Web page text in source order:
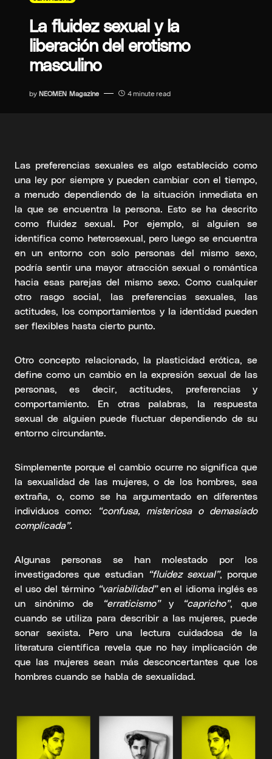
La fluidez sexual y la
liberación del erotismo
masculino
by NEOMEN Magazine 4 minute read
Las preferencias sexuales es algo establecido como
una ley por siempre y pueden cambiar con el tiempo,
a menudo dependiendo de la situación inmediata en
la que se encuentra la persona. Esto se ha descrito
como fluidez sexual. Por ejemplo, si alguien se
identifica como heterosexual, pero luego se encuentra
en un entorno con solo personas del mismo sexo,
podría sentir una mayor atracción sexual o romántica
hacia esas parejas del mismo sexo. Como cualquier
otro rasgo social, las preferencias sexuales, las
actitudes, los comportamientos y la identidad pueden
ser flexibles hasta cierto punto.
Otro concepto relacionado, la plasticidad erótica, se
define como un cambio en la expresión sexual de las
personas, es decir, actitudes, preferencias y
comportamiento. En otras palabras, la respuesta
sexual de alguien puede fluctuar dependiendo de su
entorno circundante.
Simplemente porque el cambio ocurre no significa que
la sexualidad de las mujeres, o de los hombres, sea
extraña, o, como se ha argumentado en diferentes
individuos como:
“confusa, misteriosa o demasiado
complicada”.
Algunas personas se han molestado por los
investigadores que estudian “fluidez sexual”, porque
el uso del término “variabilidad”en el idioma inglés es
un sinónimo de
“erraticismo” y “capricho”, que
cuando se utiliza para describir a las mujeres, puede
sonar sexista. Pero una lectura cuidadosa de la
literatura científica revela que no hay implicación de
que las mujeres sean más desconcertantes que los
hombres cuando se habla de sexualidad.